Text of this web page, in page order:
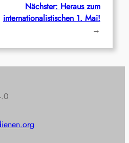
Nächster: Heraus zum
internationalistischen 1. Mai!
→